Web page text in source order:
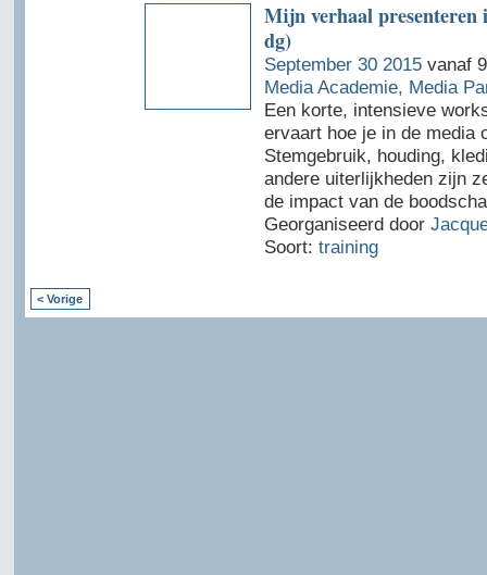
Mijn verhaal presenteren
dg)
September 30 2015vanaf
Media Academie, Media
Een korte, intensieve
ervaart hoe je in de media
Stemgebruik, houding,
andere uiterlijkheden zijn
de impact van de
Georganiseerd door
Soort: training
< Vorige